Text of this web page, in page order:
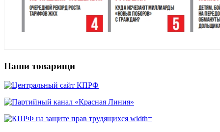
Наши товарищи